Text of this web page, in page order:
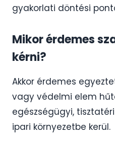
gyakorlati döntési
Mikor érdemes
kérni?
Akkor érdemes
vagy védelmi elem
egészségügyi,
ipari környezetbe kerül.